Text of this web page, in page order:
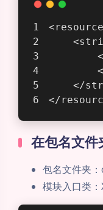
</
</
在包名文件
包名文件夹
模块入口类